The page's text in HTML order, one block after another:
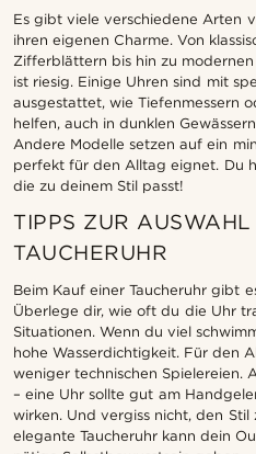
Es gibt viele verschiedene Arten
ihren eigenen Charme. Von
Zifferblättern bis hin zu
ist riesig. Einige Uhren sind mit
ausgestattet, wie Tiefenmessern
helfen, auch in dunklen
Andere Modelle setzen auf ein
perfekt für den Alltag eignet. Du
die zu deinem Stil passt!
TIPPS ZUR
TAUCHERUHR
Beim Kauf einer Taucheruhr gibt
Überlege dir, wie oft du die Uhr
Situationen. Wenn du viel
hohe Wasserdichtigkeit. Für den
weniger technischen Spielereien.
– eine Uhr sollte gut am
wirken. Und vergiss nicht, den Stil
elegante Taucheruhr kann dein